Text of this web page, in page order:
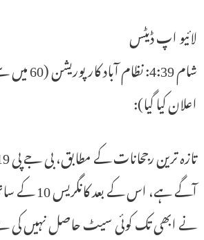
لائیو اپ ڈیٹس
اعلان کیا گیا):
آگے ہے، اس
نے ابھی تک کوئی سیٹ حاصل نہیں